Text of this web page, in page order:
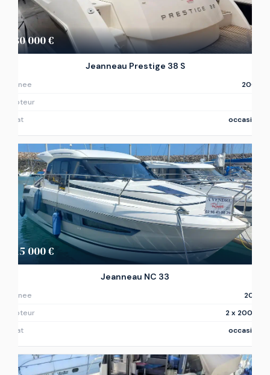
180 000 €
Jeanneau Prestige 38 S
Annee
2008
Moteur
Etat
occasion
215 000 €
Jeanneau NC 33
Annee
2019
Moteur
2 x 200ch
Etat
occasion